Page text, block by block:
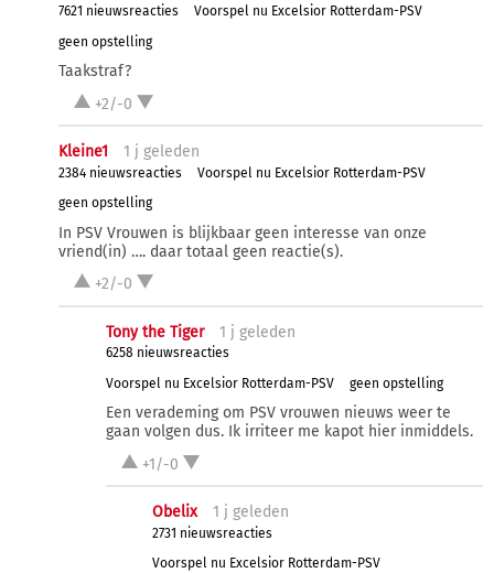
7621 nieuwsreacties
Voorspel nu Excelsior Rotterdam-PSV
geen opstelling
Taakstraf?
+2/-0
Kleine1 1 j geleden
2384 nieuwsreacties
Voorspel nu Excelsior Rotterdam-PSV
geen opstelling
In PSV Vrouwen is blijkbaar geen interesse van onze
vriend(in) …. daar totaal geen reactie(s).
+2/-0
Tony the Tiger 1 j geleden
6258 nieuwsreacties
Voorspel nu Excelsior Rotterdam-PSV
geen opstelling
Een verademing om PSV vrouwen nieuws weer te
gaan volgen dus. Ik irriteer me kapot hier inmiddels.
+1/-0
Obelix 1 j geleden
2731 nieuwsreacties
Voorspel nu Excelsior Rotterdam-PSV